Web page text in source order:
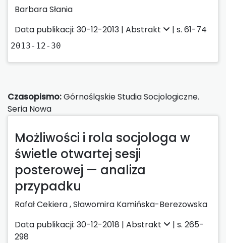
Barbara Słania
Data publikacji: 30-12-2013 | Abstrakt | s. 61-74
2013-12-30
Czasopismo:Górnośląskie Studia Socjologiczne.
Seria Nowa
Możliwości i rola socjologa w
świetle otwartej sesji
posterowej — analiza
przypadku
Rafał Cekiera ,Sławomira Kamińska-Berezowska
Data publikacji: 30-12-2018 | Abstrakt
| s. 265-
298